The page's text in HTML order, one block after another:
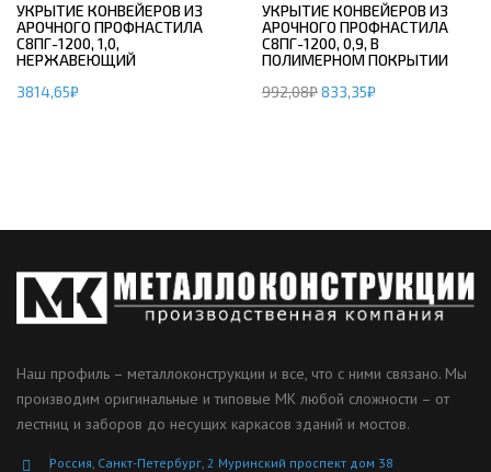
УКРЫТИЕ КОНВЕЙЕРОВ ИЗ
АРОЧНОГО ПРОФНАСТИЛА
С8ПГ-1200, 1,0,
НЕРЖАВЕЮЩИЙ
3814,65₽
УКРЫТИЕ КОНВЕЙЕРОВ ИЗ
АРОЧНОГО ПРОФНАСТИЛА
С8ПГ-1200, 0,9, В
ПОЛИМЕРНОМ ПОКРЫТИИ
992,08₽833,35₽
Наш профиль – металлоконструкции и все, что с ними связано. Мы
производим оригинальные и типовые МК любой сложности – от
лестниц и заборов до несущих каркасов зданий и мостов.
Россия, Санкт-Петербург, 2 Муринский проспект дом 38